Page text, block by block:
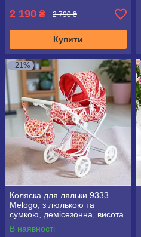
2 190 ₴ 2 790 ₴
Купити
–21%
Коляска для ляльки 9333
Melogo, з люлькою та
сумкою, демісезонна, висота
ручки 71 см
В наявності